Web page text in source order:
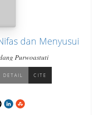
dan Menyusui
Purwoastuti
DETAIL CITE